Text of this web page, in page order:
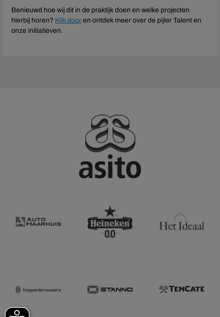
Benieuwd hoe wij dit in de praktijk doen en welke projecten
hierbij horen? Klik door en ontdek meer over de pijler Talent en
onze initiatieven.